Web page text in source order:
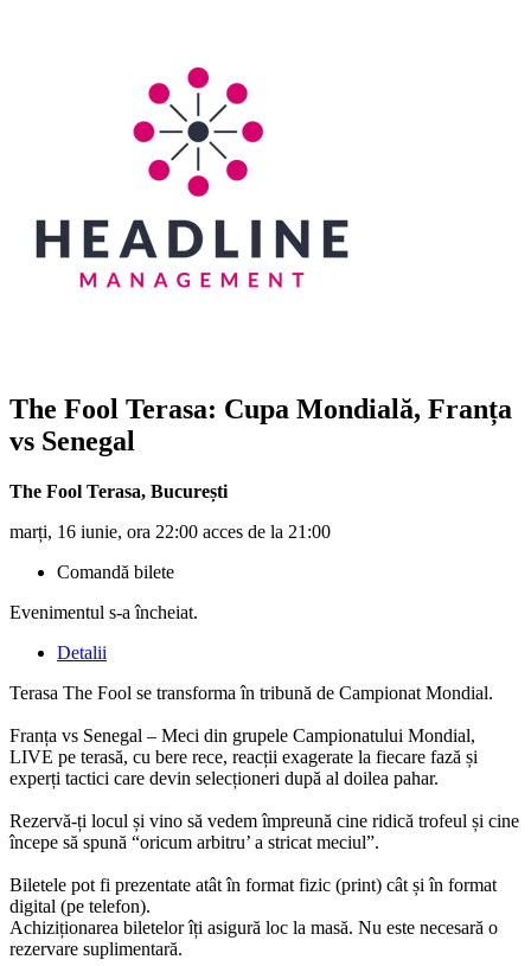
The Fool Terasa: Cupa Mondială, Franța
vs Senegal
The Fool Terasa, București
marți, 16 iunie, ora 22:00 acces de la 21:00
Comandă bilete
Evenimentul s-a încheiat.
Detalii
Terasa The Fool se transforma în tribună de Campionat Mondial.
Franța vs Senegal – Meci din grupele Campionatului Mondial,
LIVE pe terasă, cu bere rece, reacții exagerate la fiecare fază și
experți tactici care devin selecționeri după al doilea pahar.
Rezervă-ți locul și vino să vedem împreună cine ridică trofeul și cine
începe să spună “oricum arbitru’ a stricat meciul”.
Biletele pot fi prezentate atât în format fizic (print) cât și în format
digital (pe telefon).
Achiziționarea biletelor îți asigură loc la masă. Nu este necesară o
rezervare suplimentară.